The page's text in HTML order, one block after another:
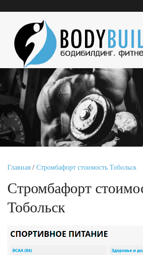
Главная / Стромбафорт стоимость Тобольск
Стромбафорт
Тобольск